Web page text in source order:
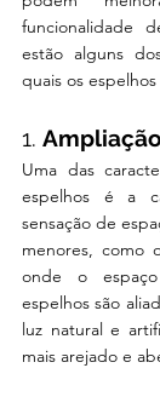
funcionalidade
estão alguns
quais os
1.
Uma das
espelhos é a
sensação de
menores, como
onde o
espelhos são
luz natural e
mais arejado e